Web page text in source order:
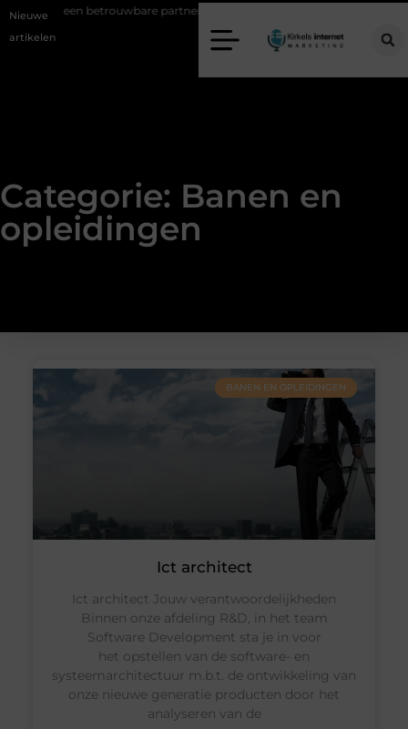
Nieuwe
artikelen
een betrouwbare partner voor duurzame staalconstructies
Categorie: Banen en
opleidingen
BANEN EN OPLEIDINGEN
Ict architect
Ict architect Jouw verantwoordelijkheden
Binnen onze afdeling R&D, in het team
Software Development sta je in voor
het opstellen van de software- en
systeemarchitectuur m.b.t. de ontwikkeling van
onze nieuwe generatie producten door het
analyseren van de